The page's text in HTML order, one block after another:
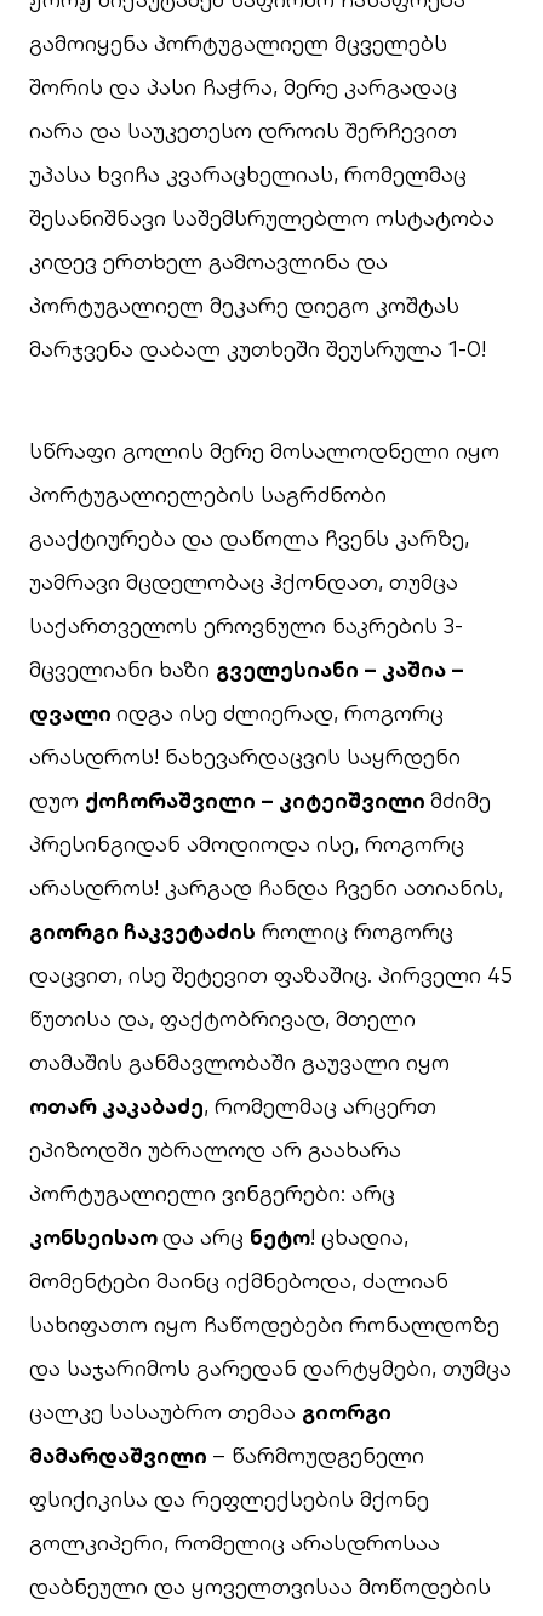
გამოიყენა პორტუგალიელ მცველებს
შორის და პასი ჩაჭრა, მერე კარგადაც
იარა და საუკეთესო დროის შერჩევით
უპასა ხვიჩა კვარაცხელიას, რომელმაც
შესანიშნავი საშემსრულებლო ოსტატობა
კიდევ ერთხელ გამოავლინა და
პორტუგალიელ მეკარე დიეგო კოშტას
მარჯვენა დაბალ კუთხეში შეუსრულა 1-0!
სწრაფი გოლის მერე მოსალოდნელი იყო
პორტუგალიელების საგრძნობი
გააქტიურება და დაწოლა ჩვენს კარზე,
უამრავი მცდელობაც ჰქონდათ, თუმცა
საქართველოს ეროვნული ნაკრების 3-
მცველიანი ხაზი გველესიანი – კაშია –
დვალი იდგა ისე ძლიერად, როგორც
არასდროს! ნახევარდაცვის საყრდენი
დუო ქოჩორაშვილი – კიტეიშვილი მძიმე
პრესინგიდან ამოდიოდა ისე, როგორც
არასდროს! კარგად ჩანდა ჩვენი ათიანის,
გიორგი ჩაკვეტაძის როლიც როგორც
დაცვით, ისე შეტევით ფაზაშიც. პირველი 45
წუთისა და, ფაქტობრივად, მთელი
თამაშის განმავლობაში გაუვალი იყო
ოთარ კაკაბაძე, რომელმაც არცერთ
ეპიზოდში უბრალოდ არ გაახარა
პორტუგალიელი ვინგერები: არც
კონსეისაოდა არც ნეტო! ცხადია,
მომენტები მაინც იქმნებოდა, ძალიან
სახიფათო იყო ჩაწოდებები რონალდოზე
და საჯარიმოს გარედან დარტყმები, თუმცა
ცალკე სასაუბრო თემაა გიორგი
მამარდაშვილი – წარმოუდგენელი
ფსიქიკისა და რეფლექსების მქონე
გოლკიპერი, რომელიც არასდროსაა
დაბნეული და ყოველთვისაა მოწოდების